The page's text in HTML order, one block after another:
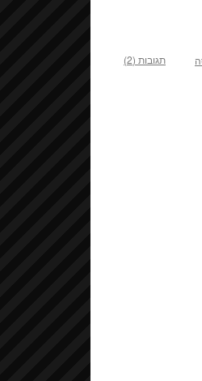
תגובות (2)